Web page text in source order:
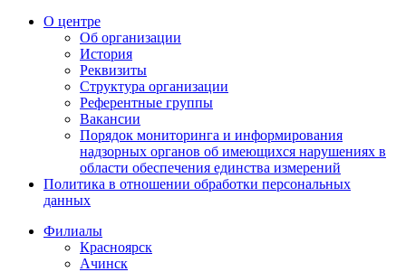
О центре
Об организации
История
Реквизиты
Структура организации
Референтные группы
Вакансии
Порядок мониторинга и информирования
надзорных органов об имеющихся нарушениях в
области обеспечения единства измерений
Политика в отношении обработки персональных
данных
Филиалы
Красноярск
Ачинск